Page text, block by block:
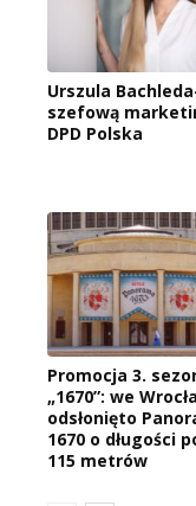
Urszula
szefową
DPD Polska
Promocja 3.
„1670”: we
odsłonięto
1670 o długości
115 metrów